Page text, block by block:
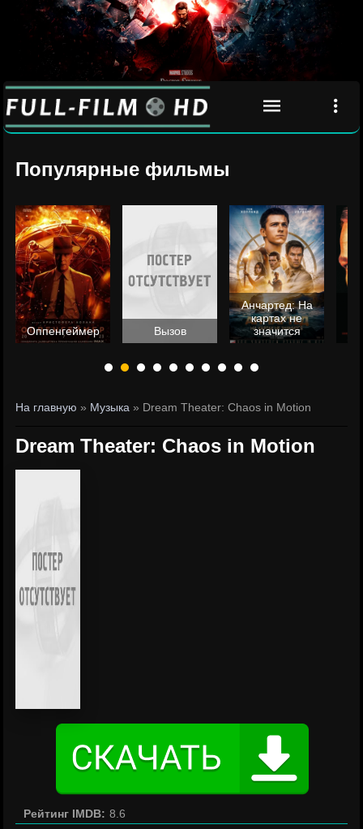
Популярные фильмы
Оппенгеймер Вызов
Анчартед: На
картах не
значится
На главную » Музыка » Dream Theater: Chaos in Motion
Dream Theater: Chaos in Motion
Рейтинг IMDB: 8.6